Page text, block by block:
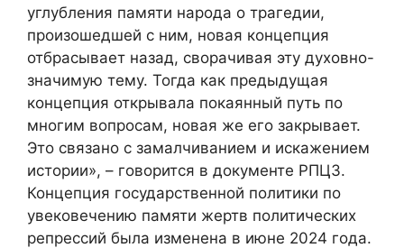
углубления памяти народа о трагедии,
произошедшей с ним, новая концепция
отбрасывает назад, сворачивая эту духовно-
значимую тему. Тогда как предыдущая
концепция открывала покаянный путь по
многим вопросам, новая же его закрывает.
Это связано с замалчиванием и искажением
истории», – говорится в документе РПЦЗ.
Концепция государственной политики по
увековечению памяти жертв политических
репрессий была изменена в июне 2024 года.